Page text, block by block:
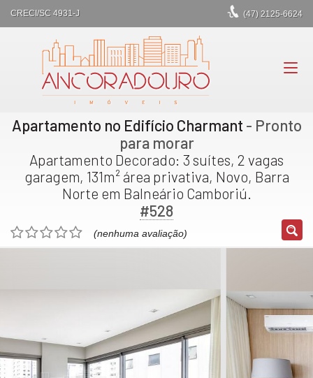
CRECI/SC 4931-J (47) 2125-6624
Apartamento no Edifício Charmant - Pronto
para morar
Apartamento Decorado: 3 suítes, 2 vagas
garagem, 131m² área privativa, Novo, Barra
Norte em Balneário Camboriú.
#528
(nenhuma avaliação)